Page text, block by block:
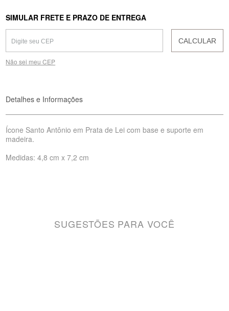
SIMULAR FRETE E PRAZO DE ENTREGA
CALCULAR
Não sei meu CEP
Detalhes e Informações
Ícone Santo Antônio em Prata de Lei com base e suporte em
madeira.
Medidas: 4,8 cm x 7,2 cm
SUGESTÕES PARA VOCÊ